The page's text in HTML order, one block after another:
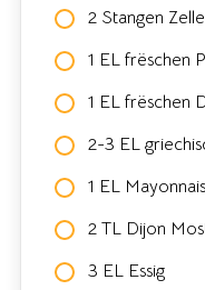
2 Stangen
1 EL frëschen
1 EL frëschen
2-3 EL
1 EL
2 TL Dijon
3 EL Essig